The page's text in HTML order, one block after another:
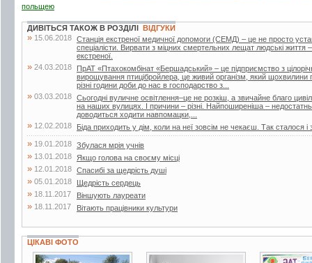
польщею
ДИВІТЬСЯ ТАКОЖ В РОЗДІЛІ ВІДГУКИ
» 15.06.2018 Станція екстреної медичної допомоги (СЕМД) – це не просто
спеціалісти. Вирвати з міцних смертельних лещат людські життя
екстреної.
» 24.03.2018
ПрАТ «Птахокомбінат «Бершадський» – це підприємство з
вирощування птицібройлера, це живий організм, який щохвилини
різні години доби до нас в господарство з...
» 03.03.2018 Сьогодні вуличне освітлення–це не розкіш, а звичайне благо
на наших вулицях. І причини – різні. Найпоширеніша –
доводиться ходити навпомацки,...
» 12.02.2018 Біда приходить у дім, коли на неї зовсім не чекаєш. Так сталося
» 19.01.2018 Збулася мрія учнів
» 13.01.2018 Якщо голова на своєму місці
» 12.01.2018 Спасибі за щедрість душі
» 05.01.2018 Щедрість сердець
» 18.11.2017 Віншують лауреати
» 18.11.2017 Вітають працівники культури
ЦІКАВІ ФОТО
14 фото 9 фото